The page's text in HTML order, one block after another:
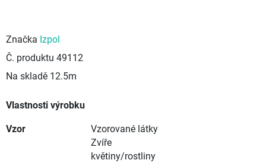
Značka Izpol
Č. produktu 49112
Na skladě 12.5m
Vlastnosti výrobku
Vzor
Vzorované látky
Zvíře
květiny/rostliny